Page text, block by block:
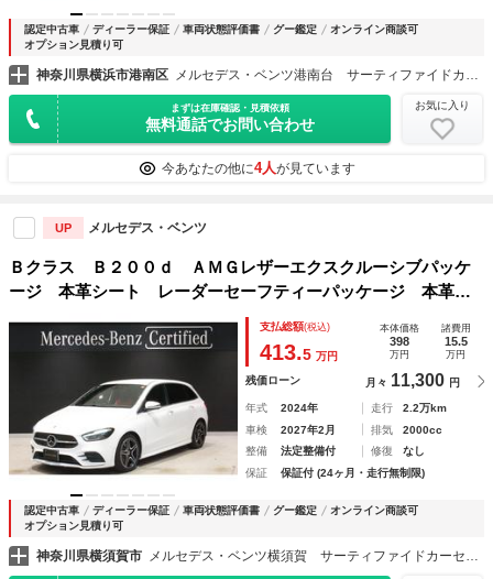
認定中古車 ディーラー保証 車両状態評価書 グー鑑定
オンライン商談可
オプション見積り可
神奈川県横浜市港南区
まずは在庫確認・見積依頼
無料通話でお問い合わせ
お気に入り
今あなたの他に4人が見ています
UP メルセデス・ベンツ
Ｂクラス Ｂ２００ｄ ＡＭＧレザーエクスクルーシブパッケ
ージ 本革シート レーダーセーフティーパッケージ 本革巻
きスポーツステアリング コンフォートサスペンション ＭＢ
ＵＸ シートヒーター アドバンスドサウンドシステム クラ
支払総額(税込)
413.5 万円
本体価格
398
万円
諸費用
15.5
万円
残価ローン 月々 11,300 円
年式 2024年 走行
2.2万km
車検
2027年2月 排気
2000cc
整備
法定整備付 修復
なし
保証
保証付 (24ヶ月・走行無制限)
認定中古車 ディーラー保証 車両状態評価書 グー鑑定
オンライン商談可
オプション見積り可
神奈川県横須賀市